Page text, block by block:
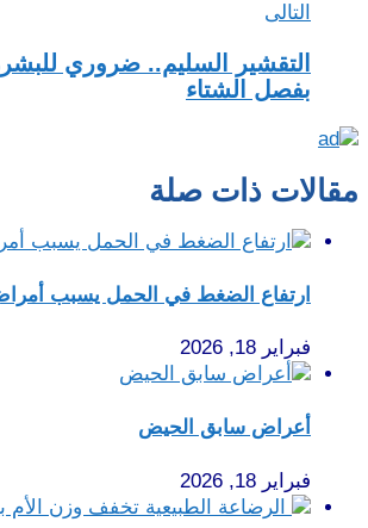
التالى
التقشير السليم.. ضروري
بفصل الشتاء
مقالات ذات صلة
ارتفاع الضغط في الحمل يسبب
فبراير 18, 2026
أعراض سابق الحيض
فبراير 18, 2026